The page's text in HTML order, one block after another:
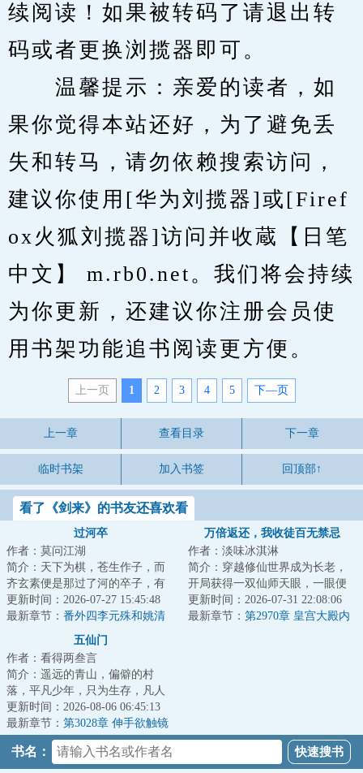
续阅读！如果被转码了请退出转
码或者更换浏揽器即可。
温馨提示：亲爱的读者，如
果你觉得本站还好，为了避免丢
失和转马，请勿依赖搜索访问，
建议你使用[华为刘揽器]或[Firef
ox火狐刘揽器]访问并收蔵【日笔
中文】 m.rb0.net。我们将会持续
为你更新，还建议你注册会员使
用书架功能追书阅读更方便。
上一页 1 2 3 4 5 下—页
上一章 查看目录 下一章
临时书架 加入书签 回顶部↑
看了《剑来》的书友还喜欢看
过河卒
作者：莫问江湖
简介：天下为棋，苍生作子，而
齐玄素便是那过了河的卒子，有
进无退，一往无前。...
更新时间：2026-07-27 15:45:48
最新章节： 番外四李元殊和姚清
万倍返还，我收徒百无禁忌
作者：淡味冰淇淋
简介：穿越修仙世界成为长老，
开局获得一双仙师天眼，一眼便
可看穿无数弟子资质与缺陷；收
徒圣阶资质弟子...
更新时间：2026-07-31 22:08:06
最新章节： 第2970章 皇宫大殿内
五仙门
作者：看得两叁言
简介：遥远的青山，偏僻的村
落，平凡少年，只为生存，凡人
生活却化作修仙之路，有谁是
真，有谁是假？有谁...
更新时间：2026-08-06 06:45:13
最新章节： 第3028章 伸手欲触镜
书名：